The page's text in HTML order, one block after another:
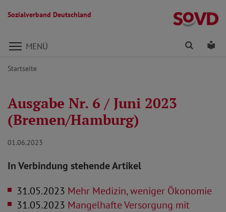
Sozialverband Deutschland
Direkt zu den Inhalten springen
MENÜ Finden
Startseite
Ausgabe Nr. 6 / Juni 2023
(Bremen/Hamburg)
01.06.2023
In Verbindung stehende Artikel
31.05.2023 Mehr Medizin, weniger Ökonomie
31.05.2023 Mangelhafte Versorgung mit